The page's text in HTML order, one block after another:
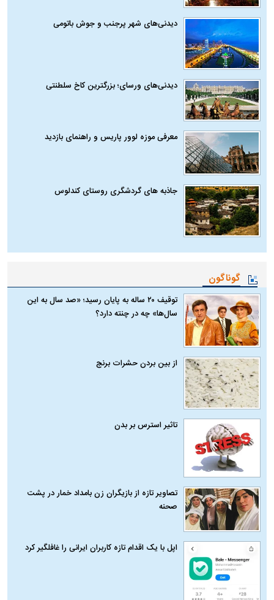
دیدنی‌های شهر پرجنب و جوش باتومی
دیدنی‌های ورسای؛ بزرگترین کاخ سلطنتی
معرفی موزه لوور پاریس و راهنمای بازدید
جاذبه های گردشگری روستای کندلوس
گوناگون
توقیف ۲۰ ساله به پایان رسید؛ «صد سال به این
سال‌ها» چه در چنته دارد؟
از بین بردن حشرات برنج
تاثیر استرس بر بدن
تصاویر تازه از بازیگران زن بامداد خمار در پشت
صحنه
اپل با یک اقدام تازه کاربران ایرانی را غافلگیر کرد